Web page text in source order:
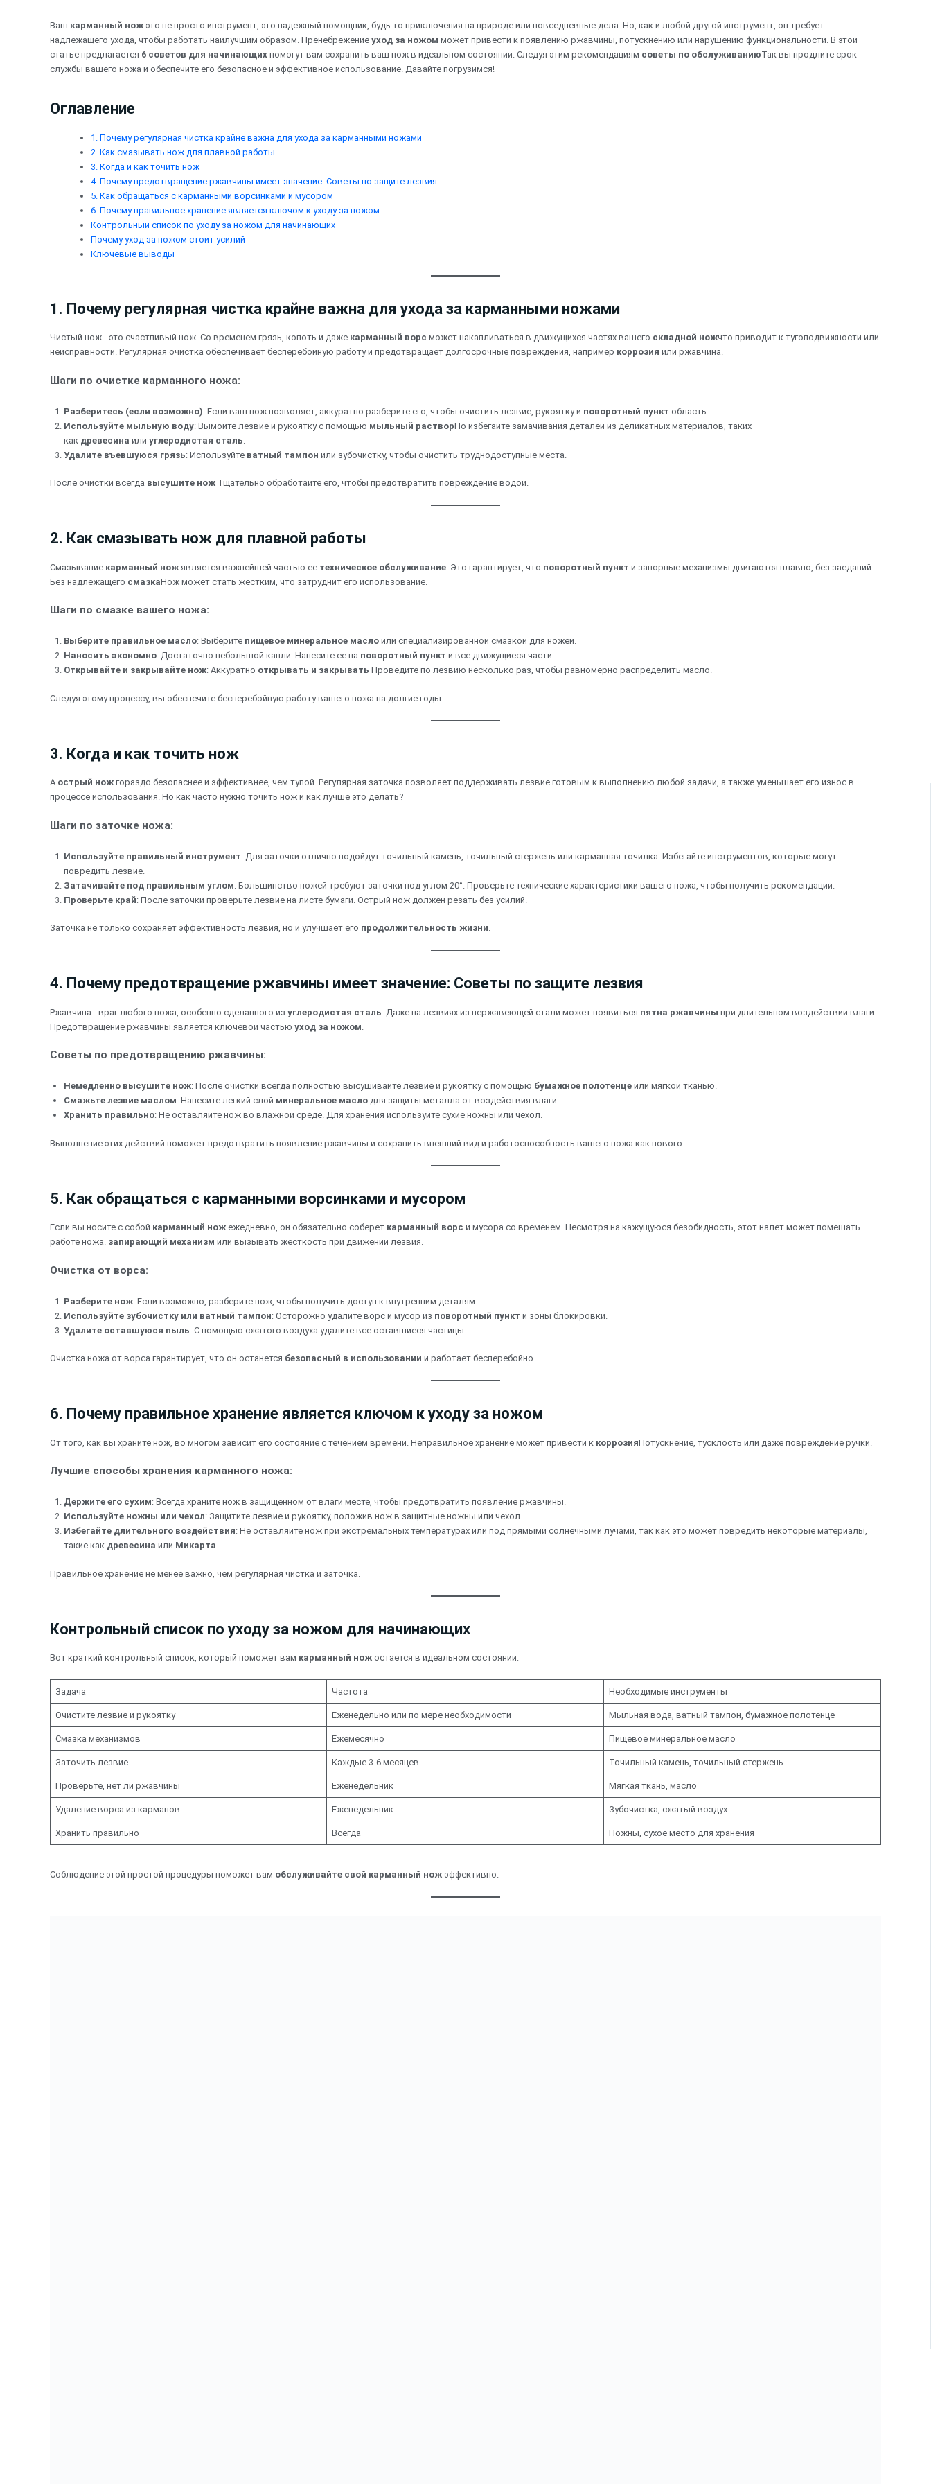
содержимому
Ваш карманный нож это не просто инструмент, это надежный помощник, будь то приключения на природе или повседневные дела. Но, как и любой другой инструмент, он требует
надлежащего ухода, чтобы работать наилучшим образом. Пренебрежение уход за ножом может привести к появлению ржавчины, потускнению или нарушению функциональности. В этой
статье предлагается 6 советов для начинающих помогут вам сохранить ваш нож в идеальном состоянии. Следуя этим рекомендациям советы по обслуживаниюТак вы продлите срок
службы вашего ножа и обеспечите его безопасное и эффективное использование. Давайте погрузимся!
Оглавление
1. Почему регулярная чистка крайне важна для ухода за карманными ножами
2. Как смазывать нож для плавной работы
3. Когда и как точить нож
4. Почему предотвращение ржавчины имеет значение: Советы по защите лезвия
5. Как обращаться с карманными ворсинками и мусором
6. Почему правильное хранение является ключом к уходу за ножом
Контрольный список по уходу за ножом для начинающих
Почему уход за ножом стоит усилий
Ключевые выводы
1. Почему регулярная чистка крайне важна для ухода за карманными ножами
Чистый нож - это счастливый нож. Со временем грязь, копоть и даже карманный ворс может накапливаться в движущихся частях вашего складной ножчто приводит к тугоподвижности или
неисправности. Регулярная очистка обеспечивает бесперебойную работу и предотвращает долгосрочные повреждения, например коррозия или ржавчина.
Шаги по очистке карманного ножа:
Разберитесь (если возможно): Если ваш нож позволяет, аккуратно разберите его, чтобы очистить лезвие, рукоятку и поворотный пункт область.
Используйте мыльную воду: Вымойте лезвие и рукоятку с помощью мыльный растворНо избегайте замачивания деталей из деликатных материалов, таких
как древесина или углеродистая сталь
Удалите въевшуюся грязь: Используйте ватный тампон или зубочистку, чтобы очистить труднодоступные места.
После очистки всегда высушите нож Тщательно обработайте его, чтобы предотвратить повреждение водой.
2. Как смазывать нож для плавной работы
Смазывание карманный нож является важнейшей частью ее техническое обслуживание . Это гарантирует, что поворотный пункт и запорные механизмы двигаются плавно, без заеданий.
Без надлежащего смазкаНож может стать жестким, что затруднит его использование.
Шаги по смазке вашего ножа:
Выберите правильное масло: Выберите пищевое минеральное масло или специализированной смазкой для ножей.
Наносить экономно: Достаточно небольшой капли. Нанесите ее на поворотный пункт и все движущиеся части.
Открывайте и закрывайте нож: Аккуратно открывать и закрывать Проведите по лезвию несколько раз, чтобы равномерно распределить масло.
Следуя этому процессу, вы обеспечите бесперебойную работу вашего ножа на долгие годы.
3. Когда и как точить нож
А острый нож гораздо безопаснее и эффективнее, чем тупой. Регулярная заточка позволяет поддерживать лезвие готовым к выполнению любой задачи, а также уменьшает его износ в
процессе использования. Но как часто нужно точить нож и как лучше это делать?
Шаги по заточке ножа:
Используйте правильный инструмент: Для заточки отлично подойдут точильный камень, точильный стержень или карманная точилка. Избегайте инструментов, которые могут
повредить лезвие.
Затачивайте под правильным углом: Большинство ножей требуют заточки под углом 20°. Проверьте технические характеристики вашего ножа, чтобы получить рекомендации.
Проверьте край: После заточки проверьте лезвие на листе бумаги. Острый нож должен резать без усилий.
Заточка не только сохраняет эффективность лезвия, но и улучшает его продолжительность жизни.
4. Почему предотвращение ржавчины имеет значение: Советы по защите лезвия
Ржавчина - враг любого ножа, особенно сделанного из углеродистая сталь . Даже на лезвиях из нержавеющей стали может появиться пятна ржавчины при длительном воздействии влаги.
Предотвращение ржавчины является ключевой частью уход за ножом
Советы по предотвращению ржавчины:
Немедленно высушите нож: После очистки всегда полностью высушивайте лезвие и рукоятку с помощью бумажное полотенце или мягкой тканью.
Смажьте лезвие маслом: Нанесите легкий слой минеральное масло для защиты металла от воздействия влаги.
Хранить правильно: Не оставляйте нож во влажной среде. Для хранения используйте сухие ножны или чехол.
Выполнение этих действий поможет предотвратить появление ржавчины и сохранить внешний вид и работоспособность вашего ножа как нового.
5. Как обращаться с карманными ворсинками и мусором
Если вы носите с собой карманный нож ежедневно, он обязательно соберет карманный ворс и мусора со временем. Несмотря на кажущуюся безобидность, этот налет может помешать
работе ножа. запирающий механизм или вызывать жесткость при движении лезвия.
Очистка от ворса:
Разберите нож: Если возможно, разберите нож, чтобы получить доступ к внутренним деталям.
Используйте зубочистку или ватный тампон: Осторожно удалите ворс и мусор из поворотный пункт и зоны блокировки.
Удалите оставшуюся пыль: С помощью сжатого воздуха удалите все оставшиеся частицы.
Очистка ножа от ворса гарантирует, что он останется безопасный в использовании и работает бесперебойно.
6. Почему правильное хранение является ключом к уходу за ножом
От того, как вы храните нож, во многом зависит его состояние с течением времени. Неправильное хранение может привести к коррозияПотускнение, тусклость или даже повреждение ручки.
Лучшие способы хранения карманного ножа:
Держите его сухим: Всегда храните нож в защищенном от влаги месте, чтобы предотвратить появление ржавчины.
Используйте ножны или чехол: Защитите лезвие и рукоятку, положив нож в защитные ножны или чехол.
Избегайте длительного воздействия: Не оставляйте нож при экстремальных температурах или под прямыми солнечными лучами, так как это может повредить некоторые материалы,
такие как древесина или Микарта.
Правильное хранение не менее важно, чем регулярная чистка и заточка.
Контрольный список по уходу за ножом для начинающих
Вот краткий контрольный список, который поможет вам карманный нож остается в идеальном состоянии:
Задача Частота Необходимые инструменты
Очистите лезвие и рукоятку Еженедельно или по мере необходимости Мыльная вода, ватный тампон, бумажное полотенце
Смазка механизмов Ежемесячно Пищевое минеральное масло
Заточить лезвие Каждые 3-6 месяцев Точильный камень, точильный стержень
Проверьте, нет ли ржавчины Еженедельник Мягкая ткань, масло
Удаление ворса из карманов Еженедельник Зубочистка, сжатый воздух
Хранить правильно Всегда Ножны, сухое место для хранения
Соблюдение этой простой процедуры поможет вам обслуживайте свой карманный нож эффективно.